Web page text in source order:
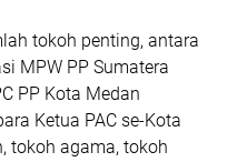
tokoh penting, antara
MPW PP Sumatera
PP Kota Medan
Ketua PAC se-Kota
tokoh agama, tokoh